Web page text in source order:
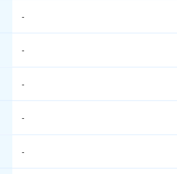
-
-
-
-
-